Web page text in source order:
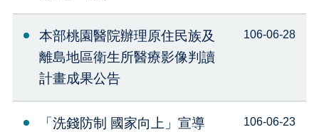
本部桃園醫院辦理原住民族及
離島地區衛生所醫療影像判讀
計畫成果公告
106-06-28
「洗錢防制 國家向上」宣導 106-06-23